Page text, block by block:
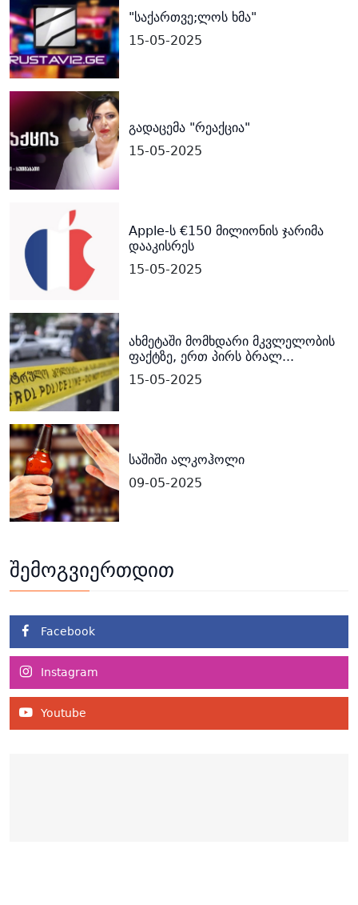
"საქართვე;ლოს ხმა"
15-05-2025
გადაცემა "რეაქცია"
15-05-2025
Apple-ს €150 მილიონის ჯარიმა
დააკისრეს
15-05-2025
ახმეტაში მომხდარი მკვლელობის
ფაქტზე, ერთ პირს ბრალ...
15-05-2025
საშიში ალკოჰოლი
09-05-2025
შემოგვიერთდით
Facebook
Instagram
Youtube